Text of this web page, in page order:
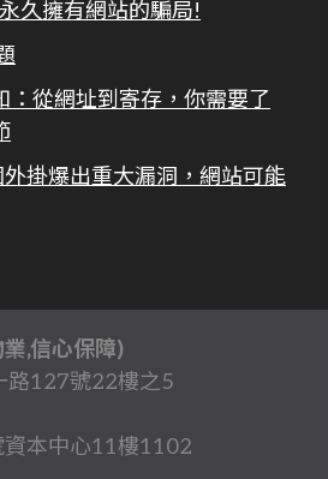
久擁有網站的騙局!
：從網址到寄存，你需要了
掛爆出重大漏洞，網站可能
,信心保障)
路127號22樓之5
本中心11樓1102